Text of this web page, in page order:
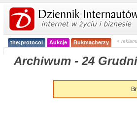
the:protocol Aukcje Bukmacherzy <
Archiwum - 24